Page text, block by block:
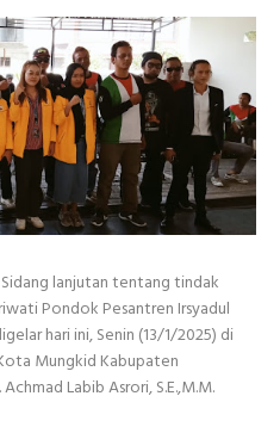
lanjutan tentang tindak
Pondok Pesantren Irsyadul
hari ini, Senin (13/1/2025) di
Mungkid Kabupaten
Labib Asrori, S.E.,M.M.